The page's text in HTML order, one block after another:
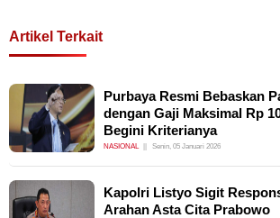
Artikel Terkait
Purbaya Resmi Bebaskan
dengan Gaji Maksimal Rp
Begini Kriterianya
NASIONAL Senin, 05 Januari 2026
Kapolri Listyo Sigit
Arahan Asta Cita Prabowo